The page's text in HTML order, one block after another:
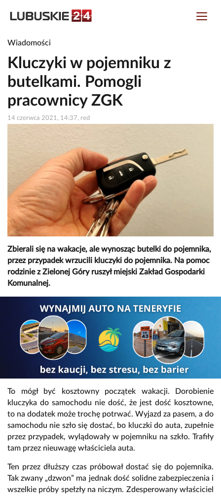
Wiadomości
Kluczyki w pojemniku z
butelkami. Pomogli
pracownicy ZGK
14 czerwca 2021, 14:37, red
Zbierali się na wakacje, ale wynosząc butelki do pojemnika,
przez przypadek wrzucili kluczyki do pojemnika. Na pomoc
rodzinie z Zielonej Góry ruszył miejski Zakład Gospodarki
Komunalnej.
To mógł być kosztowny początek wakacji. Dorobienie
kluczyka do samochodu nie dość, że jest dość kosztowne,
to na dodatek może trochę potrwać. Wyjazd za pasem, a do
samochodu nie szło się dostać, bo kluczki do auta, zupełnie
przez przypadek, wylądowały w pojemniku na szkło. Trafiły
tam przez nieuwagę właściciela auta.
Ten przez dłuższy czas próbował dostać się do pojemnika.
Tak zwany „dzwon” ma jednak dość solidne zabezpieczenia i
wszelkie próby spełzły na niczym. Zdesperowany właściciel